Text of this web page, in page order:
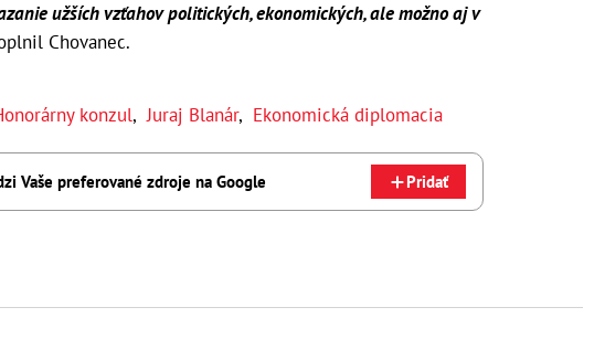
užších vzťahov politických, ekonomických, ale možno aj v
Chovanec.
konzul,Juraj Blanár, Ekonomická diplomacia
Vaše preferované zdroje na Google Pridať